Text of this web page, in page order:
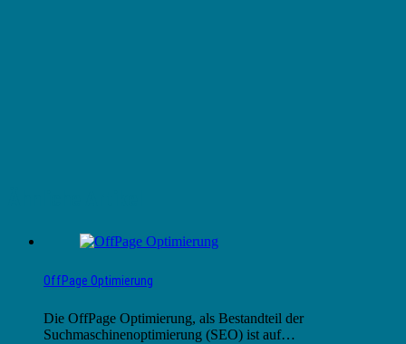
OffPage Optimierung
Die OffPage Optimierung, als Bestandteil der
Suchmaschinenoptimierung (SEO) ist auf…